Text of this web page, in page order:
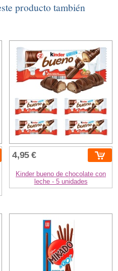
producto también
4,95 €
Kinder bueno de chocolate con
leche - 5 unidades